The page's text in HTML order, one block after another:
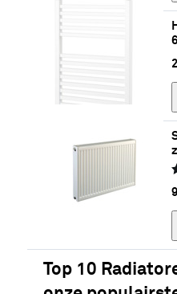
Top 10